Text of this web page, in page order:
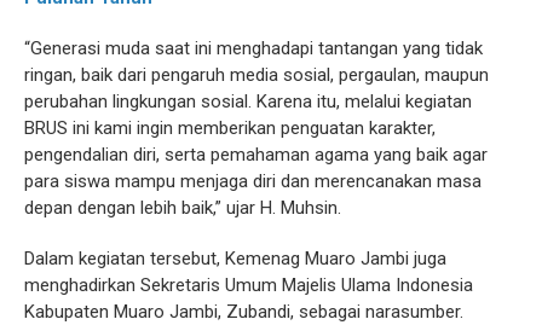
“Generasi muda saat ini menghadapi tantangan yang tidak
ringan, baik dari pengaruh media sosial, pergaulan, maupun
perubahan lingkungan sosial. Karena itu, melalui kegiatan
BRUS ini kami ingin memberikan penguatan karakter,
pengendalian diri, serta pemahaman agama yang baik agar
para siswa mampu menjaga diri dan merencanakan masa
depan dengan lebih baik,” ujar H. Muhsin.
Dalam kegiatan tersebut, Kemenag Muaro Jambi juga
menghadirkan Sekretaris Umum Majelis Ulama Indonesia
Kabupaten Muaro Jambi, Zubandi, sebagai narasumber.